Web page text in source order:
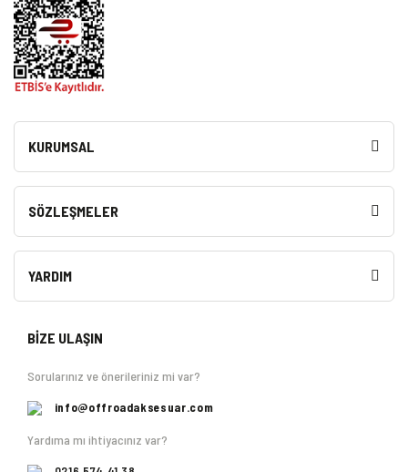
KURUMSAL
SÖZLEŞMELER
YARDIM
BİZE ULAŞIN
Sorularınız ve önerileriniz mi var?
info@offroadaksesuar.com
Yardıma mı ihtiyacınız var?